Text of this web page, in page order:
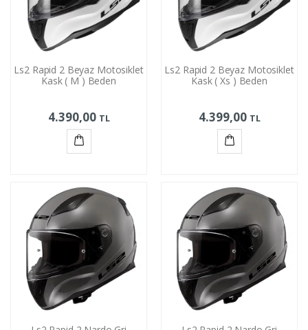
Ls2 Rapid 2 Beyaz Motosiklet
Kask ( M ) Beden
4.390,00 TL
Ekle
Ls2 Rapid 2 Beyaz Motosiklet
Kask ( Xs ) Beden
4.399,00 TL
Ekle